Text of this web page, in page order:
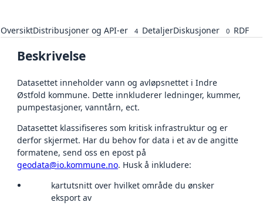
OversiktDistribusjoner og API-er 4 DetaljerDiskusjoner 0 RDF
Beskrivelse
Datasettet inneholder vann og avløpsnettet i Indre
Østfold kommune. Dette innkluderer ledninger, kummer,
pumpestasjoner, vanntårn, ect.
Datasettet klassifiseres som kritisk infrastruktur og er
derfor skjermet. Har du behov for data i et av de angitte
formatene, send oss en epost på
geodata@io.kommune.no. Husk å inkludere:
kartutsnitt over hvilket område du ønsker
eksport av